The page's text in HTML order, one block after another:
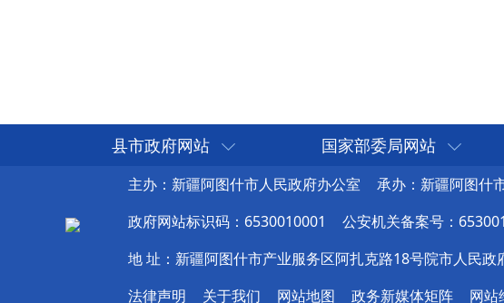
县市政府网站 国家部委局网站
主办：新疆阿图什市人民政府办公室
承办：新疆阿图什
政府网站标识码：6530010001
公安机关备案号：
地 址：新疆阿图什市产业服务区阿扎克路18号院市人民政
法律声明
关于我们 网站地图 政务新媒体矩阵 网站